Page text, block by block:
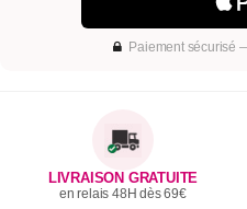
Paiement sécurisé
LIVRAISON GRATUITE
en relais 48H dès 69€